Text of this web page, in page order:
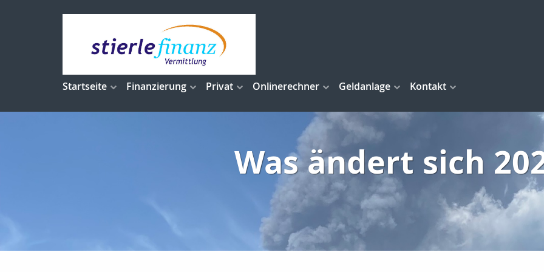
Startseite Finanzierung Privat Onlinerechner Geldanlage Kontakt
Was ändert sich